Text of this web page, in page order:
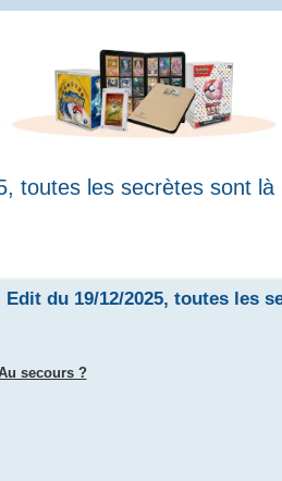
toutes les secrètes sont là
du 19/12/2025, toutes les
secours ?